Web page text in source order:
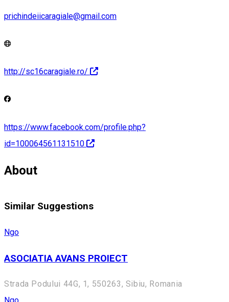
prichindeiicaragiale@gmail.com
http://sc16caragiale.ro/
https://www.facebook.com/profile.php?
id=100064561131510
About
Similar Suggestions
Ngo
ASOCIATIA AVANS PROIECT
Strada Podului 44G, 1, 550263, Sibiu, Romania